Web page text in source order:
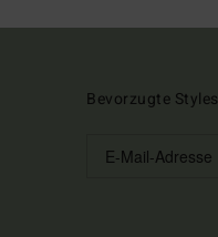
Bevorzugte Styles